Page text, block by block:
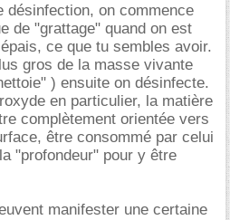
désinfection, on commence
de "grattage" quand on est
ce que tu sembles avoir.
gros de la masse vivante
) ensuite on désinfecte.
en particulier, la matière
complètement orientée vers
être consommé par celui
"profondeur" pour y être
manifester une certaine